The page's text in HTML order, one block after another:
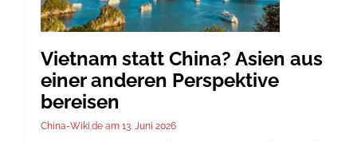
Vietnam statt China? Asien aus
einer anderen Perspektive
bereisen
China-Wiki.de 13. Juni 2026